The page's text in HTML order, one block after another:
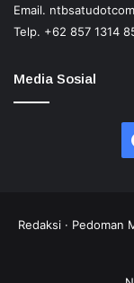
Email.
Telp. +62 857 1314
Media Sosial
Redaksi · Pedoman